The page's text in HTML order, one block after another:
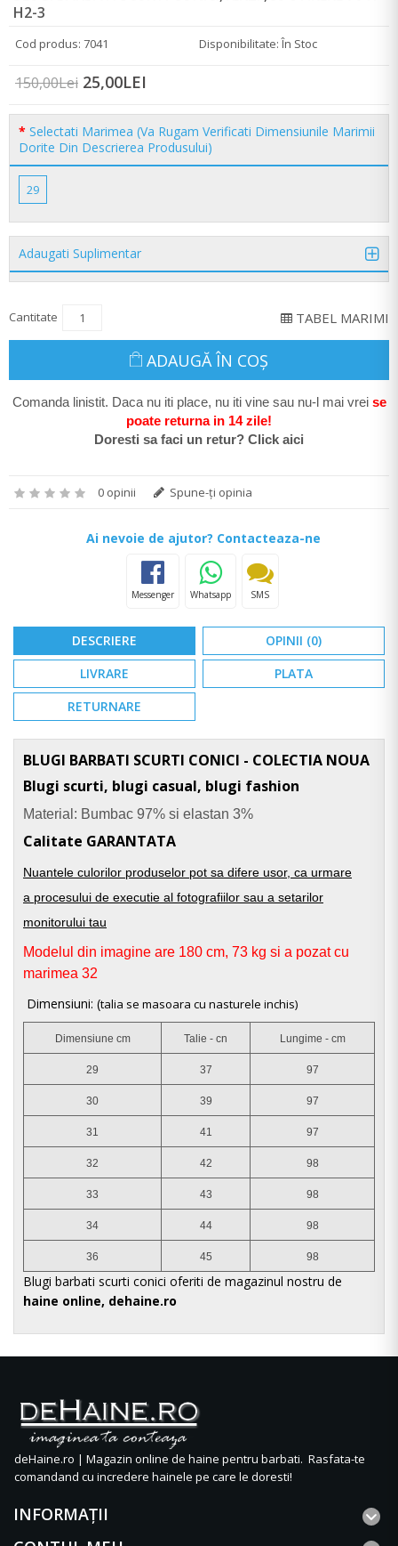
H2-3
Cod produs: 7041 Disponibilitate: În Stoc
150,00Lei 25,00LEI
Selectati Marimea (Va Rugam Verificati Dimensiunile Marimii
Dorite Din Descrierea Produsului)
29
Adaugati Suplimentar
Cantitate TABEL MARIMI
ADAUGĂ ÎN COŞ
Comanda linistit. Daca nu iti place, nu iti vine sau nu-l mai vrei se
poate returna in 14 zile!
Doresti sa faci un retur? Click aici
0 opinii Spune-ţi opinia
Ai nevoie de ajutor? Contacteaza-ne
Messenger Whatsapp SMS
DESCRIERE
OPINII (0)
LIVRARE
PLATA
RETURNARE
BLUGI BARBATI SCURTI CONICI - COLECTIA NOUA
Blugi scurti, blugi casual, blugi fashion
Material: Bumbac 97% si elastan 3%
Calitate GARANTATA
Nuantele culorilor produselor pot sa difere usor, ca urmare
a procesului de executie al fotografiilor sau a setarilor
monitorului tau
Modelul din imagine are 180 cm, 73 kg si a pozat cu
marimea 32
Dimensiuni: (talia se masoara cu nasturele inchis)
Dimensiune cm Talie - cn Lungime - cm
29 37 97
30 39 97
31 41 97
32 42 98
33 43 98
34 44 98
36 45 98
Blugi barbati scurti conici oferiti de magazinul nostru de
haine online, dehaine.ro
deHaine.ro | Magazin online de haine pentru barbati. Rasfata-te
comandand cu incredere hainele pe care le doresti!
INFORMAŢII